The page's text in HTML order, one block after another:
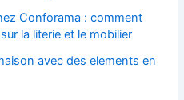
Conforama : comment
la literie et le mobilier
avec des elements en